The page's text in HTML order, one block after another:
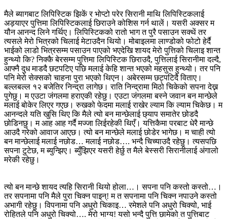
मैले ब्यागबाट लिपिस्टिक झिकें र भोप्टो परेर सिरानी माथि लिपिस्टिकलाई
अड़याएर पुत्तिमा लिपिस्टिकलाई छिराउने कोशिस गर्न थालें। यसरी अक्सर म
यौन आनन्द लिने गर्थिए। लिपिस्टिकको रातो भाग त पुरै पसाउन सक्थें तर
त्यसले मेरो भित्रको चिलाई मेटाउदैन थियो। मोबाइलमा लाण्डोको फोटो हेर्दै
भाईको लाडो भित्रसम्म पसाउन पाएको भएदेखि शायद मेरो पुत्तिको चिलाइ शान्त
हुन्थ्यो कि? निक्कै बेरसम्म पुत्तिमा लिपिस्टिक छिराउदै, पुत्तिलाई सिरानीमा दल्दै,
आफ्नै दुध माडदै छटपटिए पछि मलाई केहि शान्त भएको महसुस हुन्थ्यो। तर पनि
पनि मेरो सेक्सको चाहना पुरा भएको थिएन। अबेरसम्म छट्पटिदै विताए।
बल्लबल्ल १२ बजेतिर निन्द्रा लागेछ। राति निन्द्रामा मिठो चिकेको सपना देख्न
पुगेछु। म एउटा जंगलमा हराएकी रहेछु। एउटा जंगलमा बस्ने जवान बन मान्छेले
मलाई बोकेर लिएर गएछ। रुखको फेदमा मलाई राखेर ल्याम कि ल्याम चिकेछ। म
आनन्दले यति खुसि थिए कि मैले त्यो बन मान्छेलाई छ्याप समातेर छोडदै
छोडिनछु। म आह आह गर्दै मज्जा लिईरहेकी थिएँ। यत्तिकैमा परबाट धेरै मान्छे
आउदै गरेको आवाज आएछ। त्यो बन मान्छेले मलाई छोडेर भागेछ। म चाही त्यो
बन मान्छेलाई मलाई नछोड… मलाई नछोड…. भन्दै चिच्याउदै रहेछु। त्यसपछि
सपना टुटेछ, म ब्युन्झिए। ब्युँझिएर यसरी हेर्छु त मैले बेस्सरी सिरानीलाई अंगालो
मरेकी रहेछु।
त्यो बन मान्छे शायद त्यहि सिरानी थियो होला…। सपना पनि कस्तो कस्तो…।
तर सपनामा पनि मैले पुरा चिक्न पाइन्! म त सपनामा पनि चिक्न नपाउने कस्तो
अभागी रहेछु। विपनामा पनि अधुरो चिकाइ… रमेशले पनि अधुरो चिक्यो, भाई
रोहितले पनि अधुरो चिक्यो…. मेरो भाग्य! यसो भन्दै पुत्ति छामेको त पुत्तिबाट